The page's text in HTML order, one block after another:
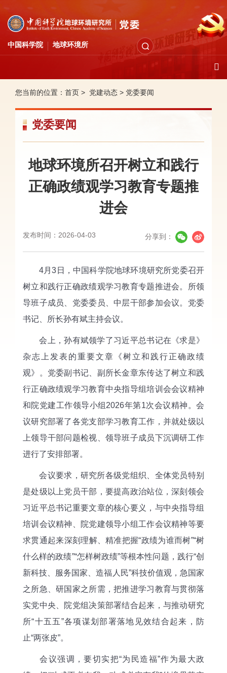
中国科学院 地球环境所
您当前的位置： 首页 > 党建动态 > 党委要闻
党委要闻
地球环境所召开树立和践行
正确政绩观学习教育专题推
进会
发布时间：2026-04-03 分享到：
4月3日，中国科学院地球环境研究所党委召开
树立和践行正确政绩观学习教育专题推进会。所领
导班子成员、党委委员、中层干部参加会议。党委
书记、所长孙有斌主持会议。
会上，孙有斌领学了习近平总书记在《求是》
杂志上发表的重要文章《树立和践行正确政绩
观》。党委副书记、副所长金章东传达了树立和践
行正确政绩观学习教育中央指导组培训会会议精神
和院党建工作领导小组2026年第1次会议精神。会
议研究部署了各党支部学习教育工作，并就处级以
上领导干部问题检视、领导班子成员下沉调研工作
进行了安排部署。
会议要求，研究所各级党组织、全体党员特别
是处级以上党员干部，要提高政治站位，深刻领会
习近平总书记重要文章的核心要义，与中央指导组
培训会议精神、院党建领导小组工作会议精神等要
求贯通起来深刻理解、精准把握“政绩为谁而树”“树
什么样的政绩”“怎样树政绩”等根本性问题，践行“创
新科技、服务国家、造福人民”科技价值观，急国家
之所急、研国家之所需，把推进学习教育与贯彻落
实党中央、院党组决策部署结合起来，与推动研究
所“十五五”各项谋划部署落地见效结合起来，防
止“两张皮”。
会议强调，要切实把“为民造福”作为最大政